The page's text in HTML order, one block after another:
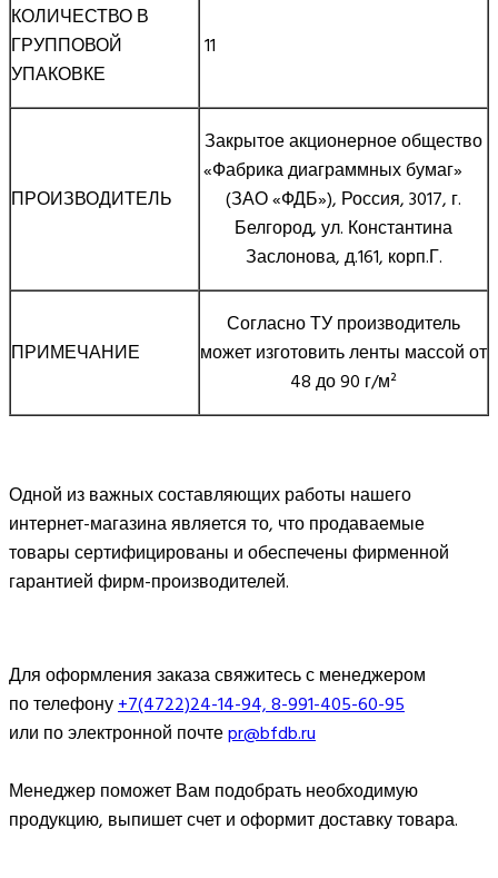
КОЛИЧЕСТВО В
ГРУППОВОЙ
УПАКОВКЕ
11
ПРОИЗВОДИТЕЛЬ
Закрытое акционерное общество
«Фабрика диаграммных бумаг»
(ЗАО «ФДБ»), Россия, 3017, г.
Белгород, ул. Константина
Заслонова, д.161, корп.Г.
ПРИМЕЧАНИЕ
Согласно ТУ производитель
может изготовить ленты массой от
48 до 90 г/м²
Одной из важных составляющих работы нашего
интернет-магазина является то, что продаваемые
товары сертифицированы и обеспечены фирменной
гарантией фирм-производителей.
Для оформления заказа свяжитесь с менеджером
по телефону+7(4722)24-14-94, 8-991-405-60-95
или по электронной почтеpr@bfdb.ru
Менеджер поможет Вам подобрать необходимую
продукцию, выпишет счет и оформит доставку товара.